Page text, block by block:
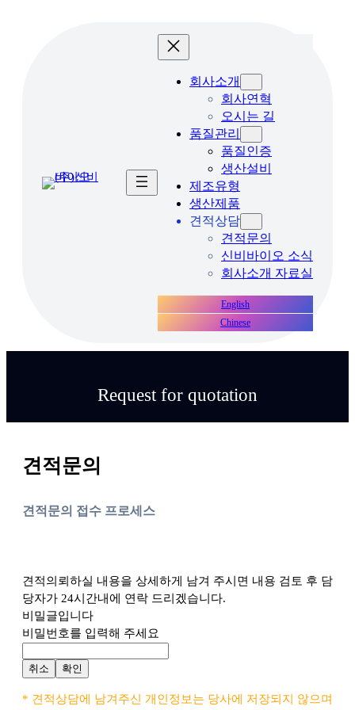
회사소개
회사연혁
오시는 길
품질관리
품질인증
생산설비
제조유형
생산제품
견적상담
견적문의
신비바이오 소식
회사소개 자료실
English
Chinese
Request for quotation
견적문의
견적문의 접수 프로세스
견적의뢰하실 내용을 상세하게 남겨 주시면 내용 검토 후 담
당자가 24시간내에 연락 드리겠습니다.
비밀글입니다
비밀번호를 입력해 주세요
취소 확인
* 견적상담에 남겨주신 개인정보는 당사에 저장되지 않으며